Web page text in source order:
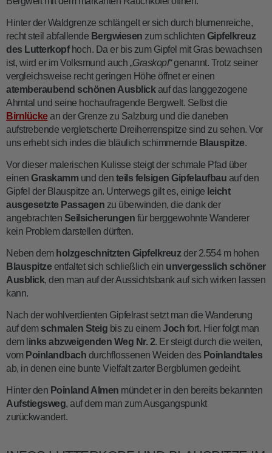
Hinter der Waldgrenze schlängelt er sich durch blumenreiche,
recht steil abfallende Bergwiesen zum schlichten Gipfelkreuz
des Lutterkopf hoch. Da er bis zum Gipfel mit Gras bewachsen
ist, wird er im Volksmund auch „Graskopf“genannt. Trotz seiner
vergleichsweise recht geringen Höhe öffnet er einen
atemberaubend schönen Ausblickauf das langgezogene
Ahrntal und seine hochaufragende Bergwelt. Selbst die
Birnlückean der Grenze zu Salzburg und die daneben
aufstrebende vergletscherte Dreiherrenspitze sind zu sehen. Vor
uns erhebt sich indes die bläulich schimmernde Blauspitze.
Vor dieser malerischen Kulisse steigt der schmale Pfad über
einen Graskamm und den teils felsigen Gipfelaufbau auf den
Gipfel der Blauspitze an. Unterwegs gilt es, einige leicht
ausgesetzte Passagen zu überwinden, die dank der
angebrachten Seilsicherungen für berggewohnte Wanderer
kein Problem darstellen dürften.
Neben dem holzgeschnitzten Gipfelkreuz der 2.554 m hohen
Blauspitzeentfaltet sich schließlich ein unvergesslich schöner
Ausblick, den man auf der Aussichtsbank auf sich wirken lassen
kann.
Nach der wohlverdienten Gipfelrast setzt man die Wanderung
auf dem schmalen Steig bis zu einemJoch fort. Hier folgt man
dem l inks abzweigenden Weg Nr. 2. Er steigt durch die weiten,
vom Poinlandbach durchflossenen Weiden des Poinlandtales
ab, in denen eine bunte Vielfalt zarter Bergblumen gedeiht.
Hinter den Poinland Almen mündet er in den bereits bekannten
Aufstiegsweg, auf dem man zum Ausgangspunkt
zurückwandert.